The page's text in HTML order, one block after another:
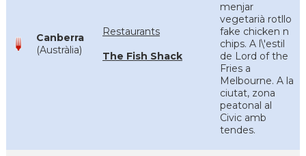
Canberra
(Austràlia)
Restaurants
The Fish Shack
menjar
vegetarià rotllo
fake chicken n
chips. A l\'estil
de Lord of the
Fries a
Melbourne. A la
ciutat, zona
peatonal al
Civic amb
tendes.